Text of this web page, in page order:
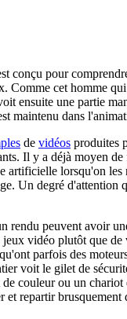
conçu pour
Comme cet homme
ensuite une partie
maintenu dans
de vidéos produites
Il y a déjà moyen
artificielle lorsqu'on les
Un degré d'attention
rendu peuvent avoir
jeux vidéo plutôt que de
parfois des
voit le gilet de
couleur ou un chariot
et repartir brusquement